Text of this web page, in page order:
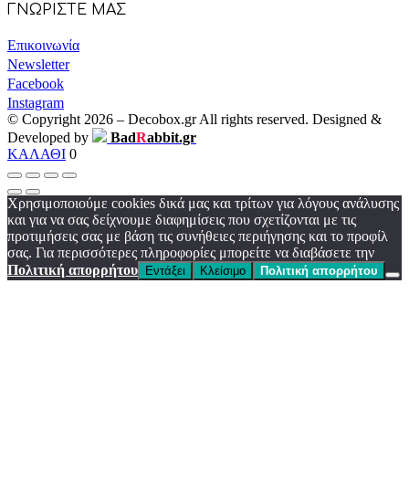
ΓΝΩΡΙΣΤΕ ΜΑΣ
Επικοινωνία
Newsletter
Facebook
Instagram
© Copyright 2026 – Decobox.gr All rights reserved. Designed &
Developed by
BadRabbit.gr
ΚΑΛΑΘΙ 0
Χρησιμοποιούμε cookies δικά μας και τρίτων για λόγους ανάλυσης
και για να σας δείχνουμε διαφημίσεις που σχετίζονται με τις
προτιμήσεις σας με βάση τις συνήθειες περιήγησης και το προφίλ
σας. Για περισσότερες πληροφορίες μπορείτε να διαβάσετε την
Πολιτική απορρήτου
Εντάξει Κλείσιμο Πολιτική απορρήτου